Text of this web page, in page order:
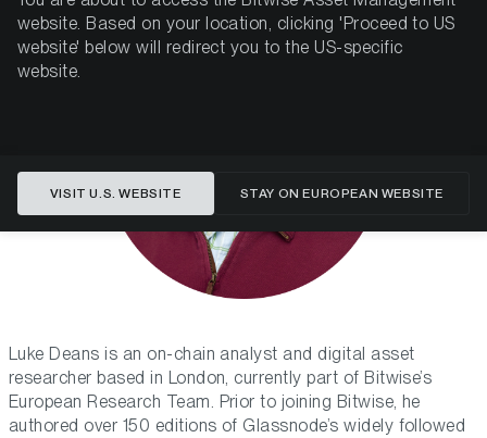
Luke Deans is an on-chain analyst and digital asset
researcher based in London, currently part of Bitwise’s
European Research Team. Prior to joining Bitwise, he
authored over 150 editions of Glassnode’s widely followed
website. Based on your location, clicking 'Proceed to US
website' below will redirect you to the US-specific
website.
VISIT U.S. WEBSITE STAY ON EUROPEAN WEBSITE